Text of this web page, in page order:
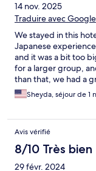
14 nov. 2025
Traduire avec Google
We stayed in this
Japanese
and it was a bit too
for a larger group,
than that, we had a
Sheyda, séjour de 1
Avis vérifié
8/10 Très bien
29 févr. 2024